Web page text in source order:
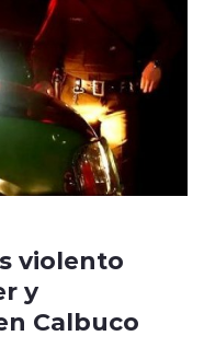
violento
y
Calbuco